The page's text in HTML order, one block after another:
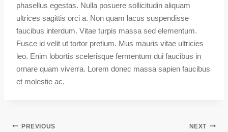
phasellus egestas. Nulla posuere sollicitudin aliquam
ultrices sagittis orci a. Non quam lacus suspendisse
faucibus interdum. Vitae turpis massa sed elementum.
Fusce id velit ut tortor pretium. Mus mauris vitae ultricies
leo. Enim lobortis scelerisque fermentum dui faucibus in
ornare quam viverra. Lorem donec massa sapien faucibus
et molestie ac.
PREVIOUS NEXT